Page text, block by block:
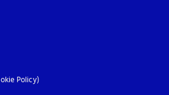
Policy)新しいタブに表示されます